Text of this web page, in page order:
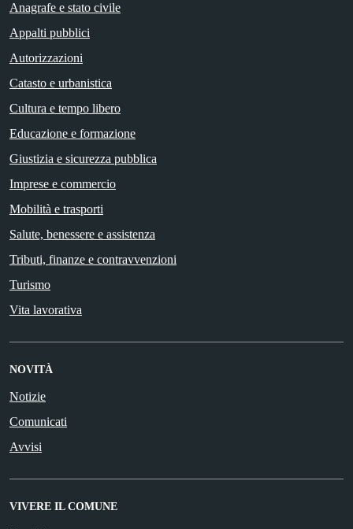
Anagrafe e stato civile
Appalti pubblici
Autorizzazioni
Catasto e urbanistica
Cultura e tempo libero
Educazione e formazione
Giustizia e sicurezza pubblica
Imprese e commercio
Mobilità e trasporti
Salute, benessere e assistenza
Tributi, finanze e contravvenzioni
Turismo
Vita lavorativa
NOVITÀ
Notizie
Comunicati
Avvisi
VIVERE IL COMUNE